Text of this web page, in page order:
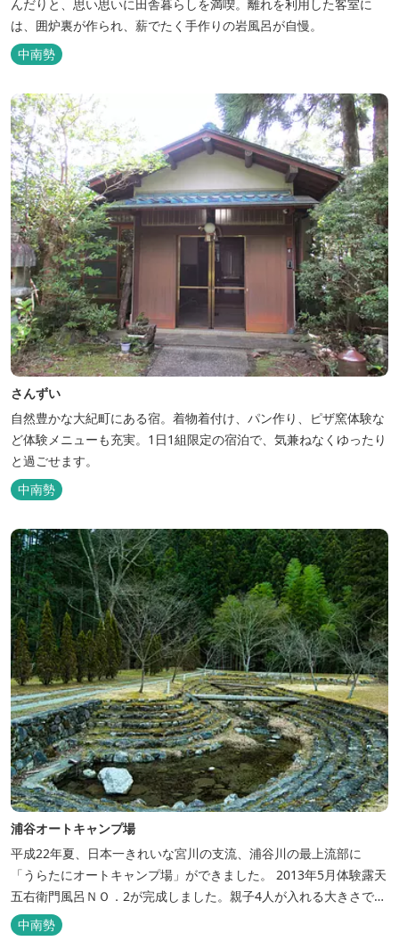
んだりと、思い思いに田舎暮らしを満喫。離れを利用した客室に
は、囲炉裏が作られ、薪でたく手作りの岩風呂が自慢。
中南勢
さんずい
自然豊かな大紀町にある宿。着物着付け、パン作り、ピザ窯体験な
ど体験メニューも充実。1日1組限定の宿泊で、気兼ねなくゆったり
と過ごせます。
中南勢
浦谷オートキャンプ場
平成22年夏、日本一きれいな宮川の支流、浦谷川の最上流部に
「うらたにオートキャンプ場」ができました。 2013年5月体験露天
五右衛門風呂ＮＯ．2が完成しました。親子4人が入れる大きさで
す。中には腰掛けもあり、ゆっくり、星やホタルを見る事ができま
す。ひのきの香り漂う特製五右衛門風呂を自分で沸かし、入浴しま
中南勢